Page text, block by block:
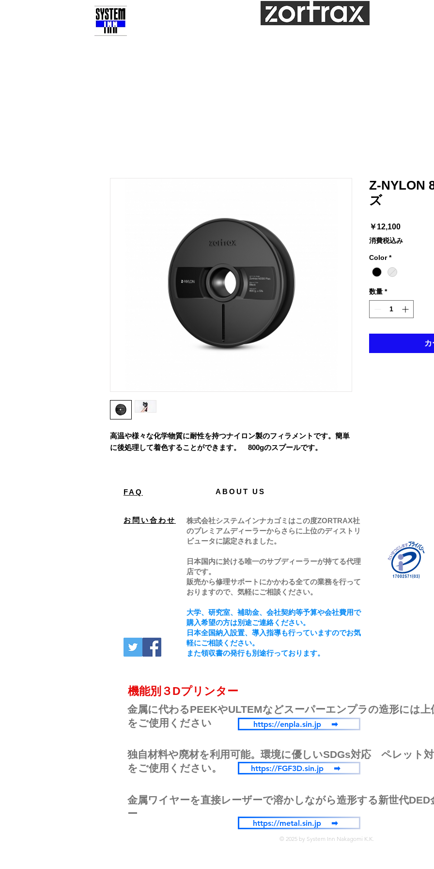
高温や様々な化学物質に耐性を持つナイロン製のフィラメントです。簡単
に後処理して着色することができます。 800gのスプールです。
Z-NYLON
ズ
￥12,100価
格
消費税込み
Color *
数量 *
FAQ ABOUT US
お問い合わせ
株式会社システムインナカゴミはこの度ZORTRAX社
のプレミアムディーラーからさらに上位のディストリ
ビュータに認定されました。
日本国内に於ける唯一のサブディーラーが持てる代理
店です。
販売から修理サポートにかかわる全ての業務を行って
おりますので、気軽にご相談ください。
大学、研究室、補助金、会社契約等予算や会社費用で
購入希望の方は別途ご連絡ください。
日本全国納入設置、導入指導も行っていますのでお気
軽にご相談ください。
また領収書の発行も別途行っております。
​機能別３Dプリンター
金属に代わるPEEKやULTEMなどスーパーエンプラの造形には
をご使用ください
https://enpla.sin.jp ➡
独自材料や廃材を利用可能。環境に優しいSDGs対応 ペレット
をご使用ください。
https://FGF3D.sin.jp ➡
https://metal.sin.jp ➡
金属ワイヤーを直接レーザーで溶かしながら造形する新世代DED
ー
© 2025 by System Inn Nakagomi K.K.